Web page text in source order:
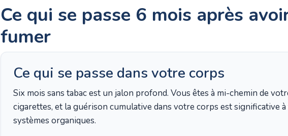
Ce qui se passe 6 mois après
fumer
Ce qui se passe dans votre corps
Six mois sans tabac est un jalon profond. Vous êtes à mi-chemin de
cigarettes, et la guérison cumulative dans votre corps est significative
systèmes organiques.